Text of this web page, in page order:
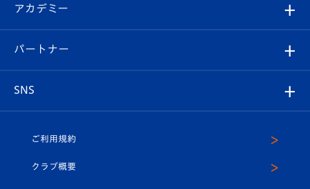
イベント
メディア
ホームタウン
スタッフプロフィール
マスコット紹介
ヴィヴィくんの長崎おもてなしガイド
スタジアムグルメ
V-LOVERS（ファンクラブ）
プレイヤーズスイート
オンラインショップ
店舗情報
アカデミー
育成からのお知らせ
U-18
パートナー
SNS
ヴィヴィくんインスタグラム
ご利用規約
クラブ概要